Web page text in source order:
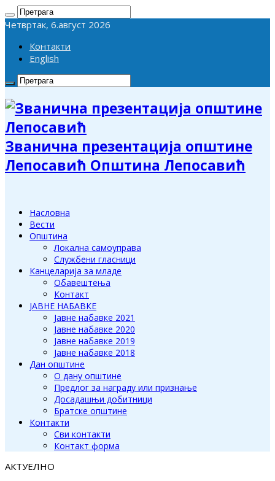
Четвртак, 6.август 2026
Контакти
English
Званична презентација општине
Лепосавић Општина Лепосавић
Насловна
Вести
Општина
Локална самоуправа
Службени гласници
Канцеларија за младе
Обавештења
Контакт
ЈАВНЕ НАБАВКЕ
Јавне набавке 2021
Јавне набавке 2020
Јавне набавке 2019
Јавне набавке 2018
Дан општине
О дану општине
Предлог за награду или признање
Досадашњи добитници
Братске општине
Контакти
Сви контакти
Контакт форма
АКТУЕЛНО